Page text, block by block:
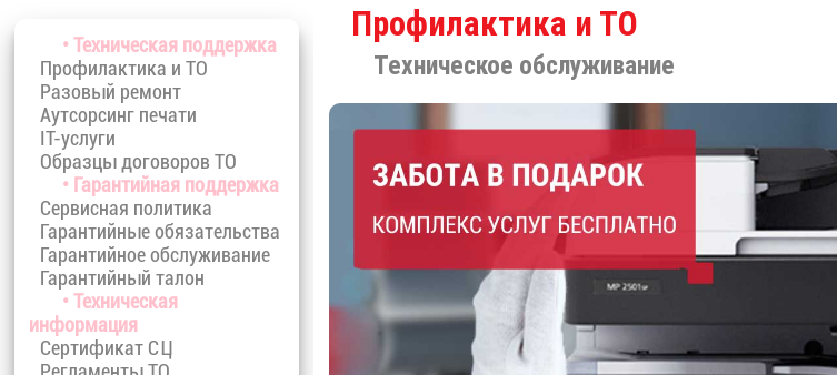
• Техническая поддержка
Профилактика и ТО
Разовый ремонт
Аутсорсинг печати
IT-услуги
Образцы договоров ТО
• Гарантийная поддержка
Сервисная политика
Гарантийные обязательства
Гарантийное обслуживание
Гарантийный талон
• Техническая
информация
Сертификат СЦ
Профилактика и ТО
Техническое обслуживание